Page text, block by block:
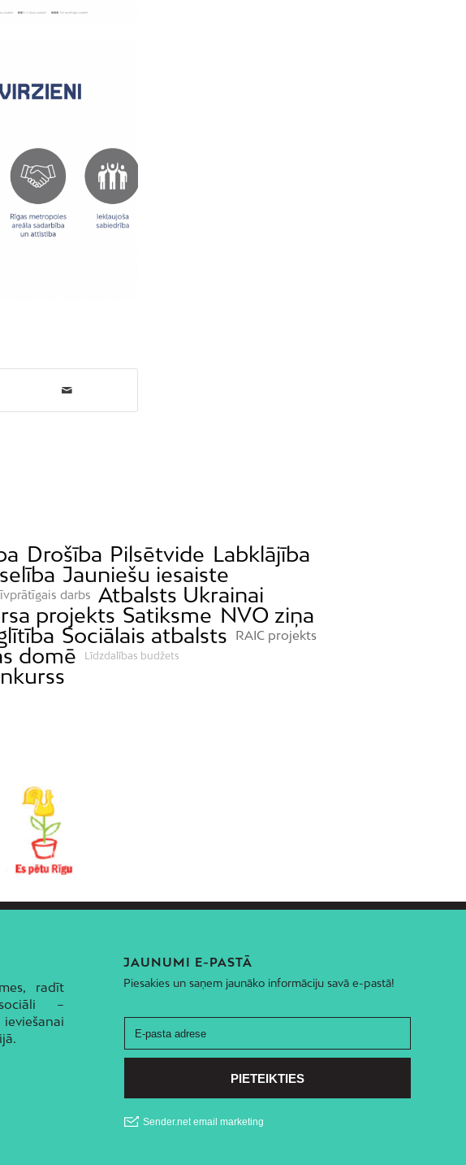
Drošība Pilsētvide Labklājība
Jauniešu iesaiste
darbs
Atbalsts Ukrainai
projekts Satiksme NVO ziņa
Sociālais atbalsts RAIC projekts
domē Līdzdalības budžets
radīt
–
JAUNUMI E-PASTĀ
Piesakies un saņem jaunāko informāciju savā e-pastā!